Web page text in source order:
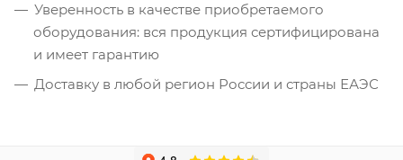
Уверенность в качестве приобретаемого
оборудования: вся продукция сертифицирована
и имеет гарантию
Доставку в любой регион России и страны ЕАЭС